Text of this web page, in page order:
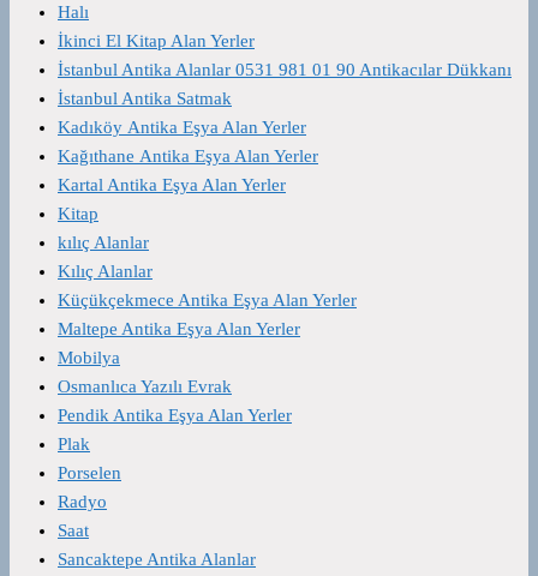
Halı
İkinci El Kitap Alan Yerler
İstanbul Antika Alanlar 0531 981 01 90 Antikacılar Dükkanı
İstanbul Antika Satmak
Kadıköy Antika Eşya Alan Yerler
Kağıthane Antika Eşya Alan Yerler
Kartal Antika Eşya Alan Yerler
Kitap
kılıç Alanlar
Kılıç Alanlar
Küçükçekmece Antika Eşya Alan Yerler
Maltepe Antika Eşya Alan Yerler
Mobilya
Osmanlıca Yazılı Evrak
Pendik Antika Eşya Alan Yerler
Plak
Porselen
Radyo
Saat
Sancaktepe Antika Alanlar